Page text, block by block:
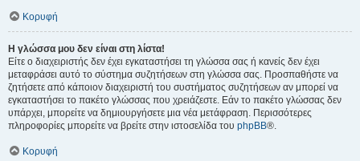
Κορυφή
Η γλώσσα μου δεν είναι στη λίστα!
Είτε ο διαχειριστής δεν έχει εγκαταστήσει τη γλώσσα σας ή κανείς δεν έχει
μεταφράσει αυτό το σύστημα συζητήσεων στη γλώσσα σας. Προσπαθήστε να
ζητήσετε από κάποιον διαχειριστή του συστήματος συζητήσεων αν μπορεί να
εγκαταστήσει το πακέτο γλώσσας που χρειάζεστε. Εάν το πακέτο γλώσσας δεν
υπάρχει, μπορείτε να δημιουργήσετε μια νέα μετάφραση. Περισσότερες
πληροφορίες μπορείτε να βρείτε στην ιστοσελίδα του phpBB®.
Κορυφή